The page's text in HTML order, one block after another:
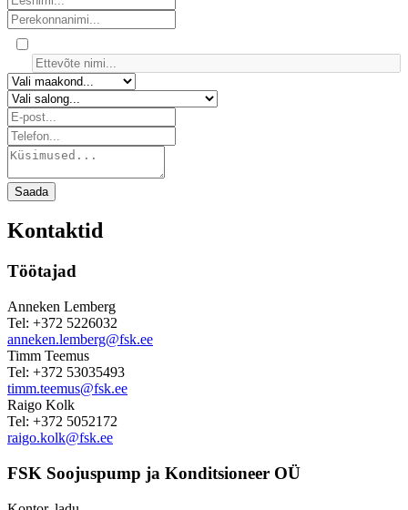
Saada
Kontaktid
Töötajad
Anneken Lemberg
Tel: +372 5226032
anneken.lemberg@fsk.ee
Timm Teemus
Tel: +372 53035493
timm.teemus@fsk.ee
Raigo Kolk
Tel: +372 5052172
raigo.kolk@fsk.ee
FSK Soojuspump ja Konditsioneer OÜ